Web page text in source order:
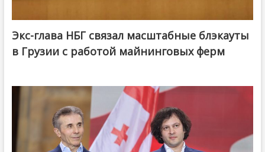
Экс-глава НБГ связал масштабные блэкауты
в Грузии с работой майнинговых ферм